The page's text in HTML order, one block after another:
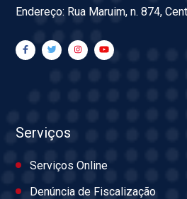
Endereço: Rua Maruim, n. 874,
Serviços
Serviços Online
Denúncia de Fiscalização